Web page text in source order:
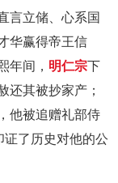
言立储、心系国
华赢得帝王信
年间， 明仁宗下
还其被抄家产；
他被追赠礼部侍
证了历史对他的公